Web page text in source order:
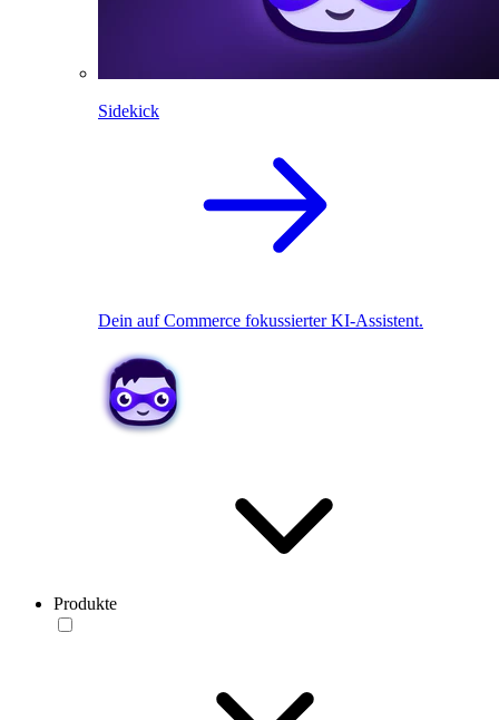
Sidekick
Dein auf Commerce fokussierter KI-Assistent.
Produkte